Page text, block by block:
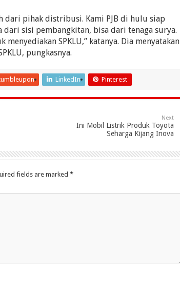
dari pihak distribusi. Kami PJB di hulu siap
sisi pembangkitan, bisa dari tenaga surya.
SPKLU,” katanya. Dia menyatakan
pungkasnya.
LinkedIn Pinterest
Next
Ini Mobil Listrik Produk Toyota
Seharga Kijang Inova
fields are marked *